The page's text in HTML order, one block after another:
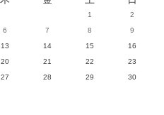
1
2
6 7 8
9
13 14 15
16
20 21 22
23
27 28 29
30